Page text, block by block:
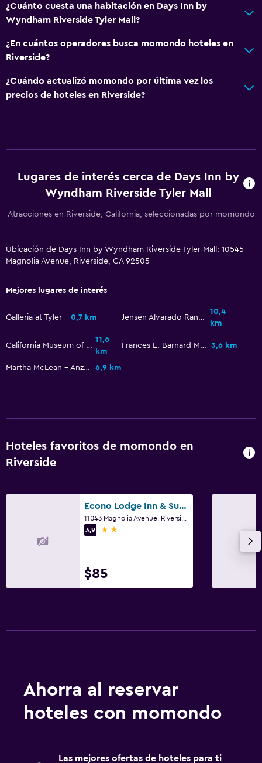
Lavandería
Plancha y tabla de planchar
Estacionamiento y transporte
Estacionamiento gratuito
Ascensor
Habitación
Despertador
Escritorio
Piscina
¿Cuánto cuesta una habitación en Days Inn by
Wyndham Riverside Tyler Mall?
¿En cuántos operadores busca momondo hoteles en
Riverside?
¿Cuándo actualizó momondo por última vez los
precios de hoteles en Riverside?
Lugares de interés cerca de Days Inn by
Wyndham Riverside Tyler Mall
Atracciones en Riverside, California, seleccionadas por momondo
Ubicación de Days Inn by Wyndham Riverside Tyler Mall: 10545
Magnolia Avenue, Riverside, CA 92505
Mejores lugares de interés
Galleria at Tyler 0,7 km Jensen Alvarado Ranch
10,4
km
California Museum of Photography
11,6
km
Frances E. Barnard Memorial Observatory 3,6 km
Martha McLean - Anza Narrows 6,9 km
Hoteles favoritos de momondo en
Riverside
Econo Lodge Inn & Suites Riverside - Corona
3,9
2 estrellas
$85
Ahorra al reservar
hoteles con momondo
Las mejores ofertas de hoteles para ti